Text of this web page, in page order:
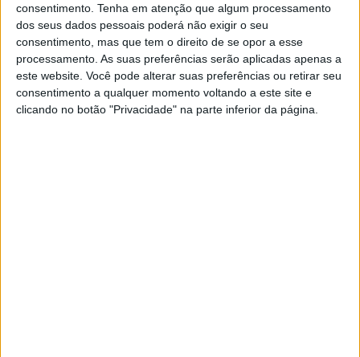
consentimento. Tenha em atenção que algum processamento
dos seus dados pessoais poderá não exigir o seu
consentimento, mas que tem o direito de se opor a esse
processamento. As suas preferências serão aplicadas apenas a
este website. Você pode alterar suas preferências ou retirar seu
consentimento a qualquer momento voltando a este site e
clicando no botão "Privacidade" na parte inferior da página.